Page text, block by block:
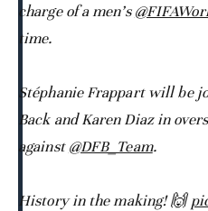
charge of a men’s
time.
Stéphanie Frappart will be
Back and Karen Diaz in
against@DFB_Team.
History in the making! 🙌